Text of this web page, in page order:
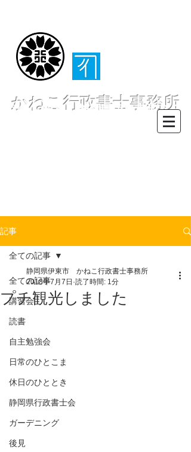
かねこ行政書士事務所
〒413-0234 静岡県伊東市池６２
記事
全ての記事
講習会
読書
自主勉強会
日常のひとこま
休日のひととき
静岡県行政書士会
ガーデニング
後見
全ての記事
プチ観光しました
静岡県伊東市 かねこ行政書士事務所
2018年7月7日 読了時間: 1分